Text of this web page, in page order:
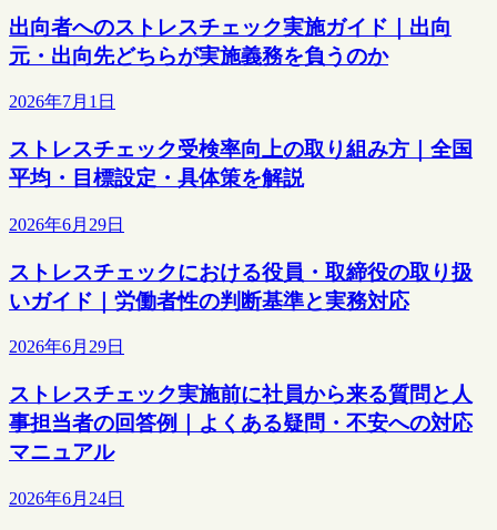
出向者へのストレスチェック実施ガイド｜出向
元・出向先どちらが実施義務を負うのか
2026年7月1日
ストレスチェック受検率向上の取り組み方｜全国
平均・目標設定・具体策を解説
2026年6月29日
ストレスチェックにおける役員・取締役の取り扱
いガイド｜労働者性の判断基準と実務対応
2026年6月29日
ストレスチェック実施前に社員から来る質問と人
事担当者の回答例｜よくある疑問・不安への対応
マニュアル
2026年6月24日